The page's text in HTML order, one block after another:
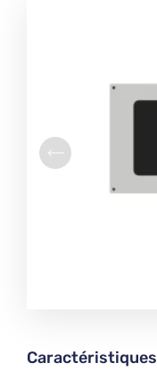
Caractéristiques